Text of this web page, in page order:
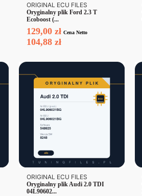
ORIGINAL ECU FILES
Oryginalny plik Ford 2.3 T
Ecoboost (...
129,00 zł Cena Netto
104,88 zł
ORIGINAL ECU FILES
Oryginalny plik Audi 2.0 TDI
04L90602...